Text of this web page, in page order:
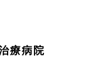
療病院